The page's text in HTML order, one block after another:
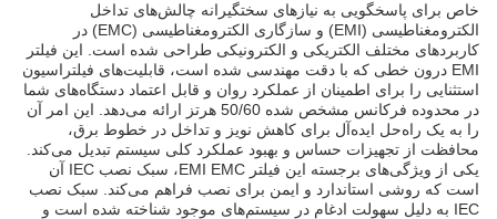
خاص برای پاسخگویی به نیازهای سختگیرانه چالش‌های تداخل
الکترومغناطیسی (EMI) و سازگاری الکترومغناطیسی (EMC) در
کاربردهای مختلف الکتریکی و الکترونیکی طراحی شده است. این فیلتر
EMI درون خطی که با دقت مهندسی شده است، قابلیت‌های فیلتراسیون
استثنایی را برای اطمینان از عملکرد روان و قابل اعتماد دستگاه‌های شما
در محدوده فرکانس مشخص شده 50/60 هرتز ارائه می‌دهد. این امر آن
را به یک راه‌حل ایده‌آل برای کاهش نویز و تداخل در خطوط برق،
محافظت از تجهیزات حساس و بهبود عملکرد کلی سیستم تبدیل می‌کند.
یکی از ویژگی‌های برجسته این فیلتر EMI EMC، سبک نصب IEC آن
است که روشی استاندارد و ایمن برای نصب فراهم می‌کند. سبک نصب
IEC به دلیل سهولت ادغام در سیستم‌های موجود شناخته شده است و